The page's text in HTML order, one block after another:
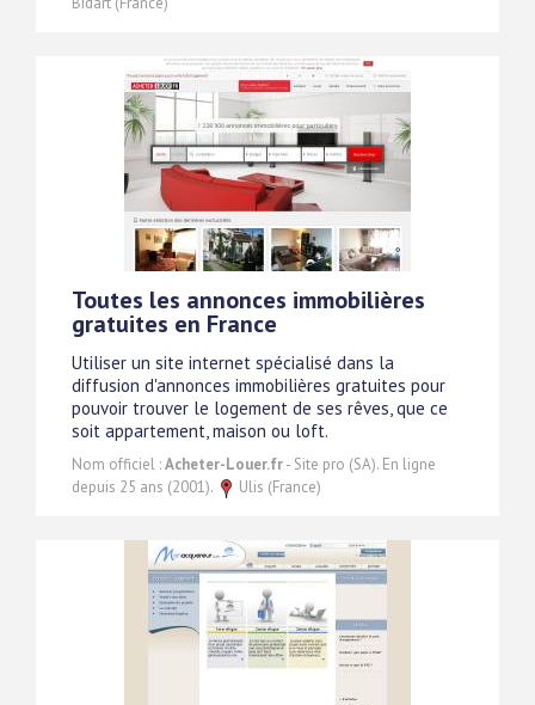
Toutes les annonces immobilières
gratuites en France
Utiliser un site internet spécialisé dans la
diffusion d'annonces immobilières gratuites pour
pouvoir trouver le logement de ses rêves, que ce
soit appartement, maison ou loft.
Nom officiel :Acheter-Louer.fr- Site pro (SA). En ligne
depuis 25 ans (2001).
Ulis (France)